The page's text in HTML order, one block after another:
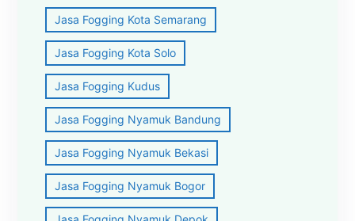
Jasa Fogging Kota Semarang
Jasa Fogging Kota Solo
Jasa Fogging Kudus
Jasa Fogging Nyamuk Bandung
Jasa Fogging Nyamuk Bekasi
Jasa Fogging Nyamuk Bogor